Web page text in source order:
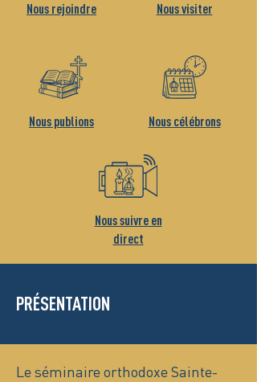
Nous rejoindre
Nous publions
Nous visiter
Nous célébrons
Nous suivre en
direct
PRÉSENTATION
Le séminaire orthodoxe Sainte-